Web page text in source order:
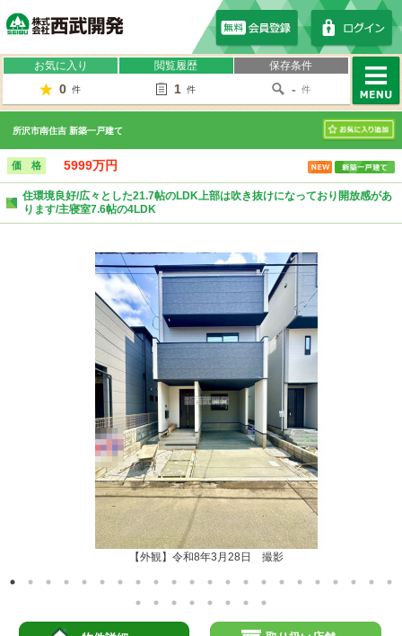
お気に入り
0 件
閲覧履歴
1 件
保存条件
- 件
MENU
所沢市南住吉 新築一戸建て
お気に入り
価 格 5999万円
住環境良好/広々とした21.7帖のLDK上部は吹き抜けになっており開放感があ
ります/主寝室7.6帖の4LDK
【外観】令和8年3月28日 撮影